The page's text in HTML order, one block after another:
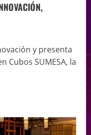
y presenta
Cubos SUMESA, la